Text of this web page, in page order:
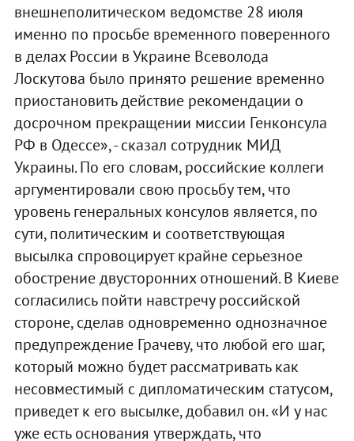
внешнеполитическом ведомстве 28 июля
именно по просьбе временного поверенного
в делах России в Украине Всеволода
Лоскутова было принято решение временно
приостановить действие рекомендации о
досрочном прекращении миссии Генконсула
РФ в Одессе», - сказал сотрудник МИД
Украины. По его словам, российские коллеги
аргументировали свою просьбу тем, что
уровень генеральных консулов является, по
сути, политическим и соответствующая
высылка спровоцирует крайне серьезное
обострение двусторонних отношений. В Киеве
согласились пойти навстречу российской
стороне, сделав одновременно однозначное
предупреждение Грачеву, что любой его шаг,
который можно будет рассматривать как
несовместимый с дипломатическим статусом,
приведет к его высылке, добавил он. «И у нас
уже есть основания утверждать, что